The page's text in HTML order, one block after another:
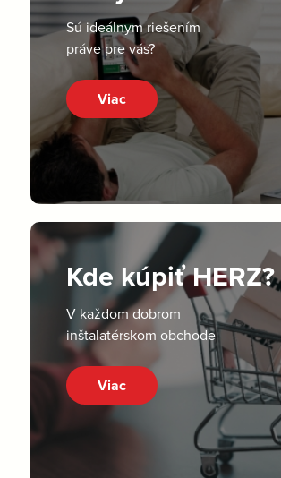
Sú ideálnym riešením
práve pre vás?
Viac
Kde kúpiť HERZ?
V každom dobrom
inštalatérskom obchode
Viac